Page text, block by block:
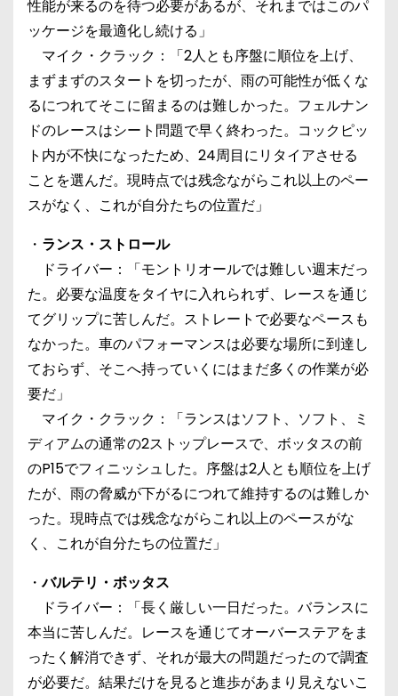
性能が来るのを待つ必要があるが、それまではこのパ
ッケージを最適化し続ける」
マイク・クラック：「2人とも序盤に順位を上げ、
まずまずのスタートを切ったが、雨の可能性が低くな
るにつれてそこに留まるのは難しかった。フェルナン
ドのレースはシート問題で早く終わった。コックピッ
ト内が不快になったため、24周目にリタイアさせる
ことを選んだ。現時点では残念ながらこれ以上のペー
スがなく、これが自分たちの位置だ」
・ ランス・ストロール
ドライバー：「モントリオールでは難しい週末だっ
た。必要な温度をタイヤに入れられず、レースを通じ
てグリップに苦しんだ。ストレートで必要なペースも
なかった。車のパフォーマンスは必要な場所に到達し
ておらず、そこへ持っていくにはまだ多くの作業が必
要だ」
マイク・クラック：「ランスはソフト、ソフト、ミ
ディアムの通常の2ストップレースで、ボッタスの前
のP15でフィニッシュした。序盤は2人とも順位を上げ
たが、雨の脅威が下がるにつれて維持するのは難しか
った。現時点では残念ながらこれ以上のペースがな
く、これが自分たちの位置だ」
・バルテリ・ボッタス
ドライバー：「長く厳しい一日だった。バランスに
本当に苦しんだ。レースを通じてオーバーステアをま
ったく解消できず、それが最大の問題だったので調査
が必要だ。結果だけを見ると進歩があまり見えないこ